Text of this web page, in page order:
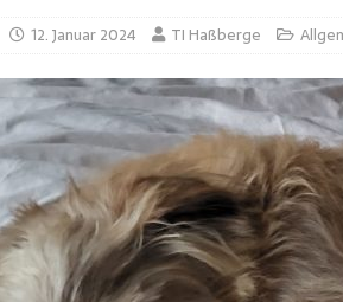
12. Januar 2024 TI Haßberge